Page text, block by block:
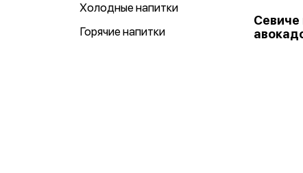
Холодные напитки
Горячие напитки
Севиче